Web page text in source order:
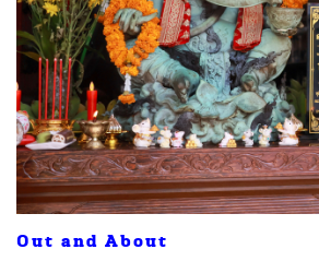
Out and About